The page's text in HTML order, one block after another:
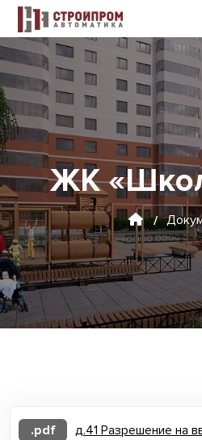
ЖК
.pdf
д.41 Разрешение на